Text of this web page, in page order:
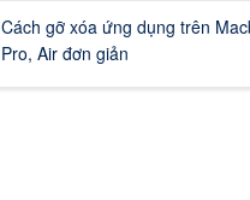
Cách gỡ xóa ứng dụng trên
Pro, Air đơn giản